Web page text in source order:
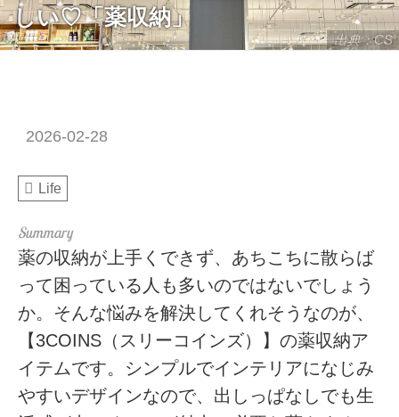
出典：CS
しい♡「薬収納」
2026-02-28
Life
薬の収納が上手くできず、あちこちに散らば
って困っている人も多いのではないでしょう
か。そんな悩みを解決してくれそうなのが、
【3COINS（スリーコインズ）】の薬収納ア
イテムです。シンプルでインテリアになじみ
やすいデザインなので、出しっぱなしでも生